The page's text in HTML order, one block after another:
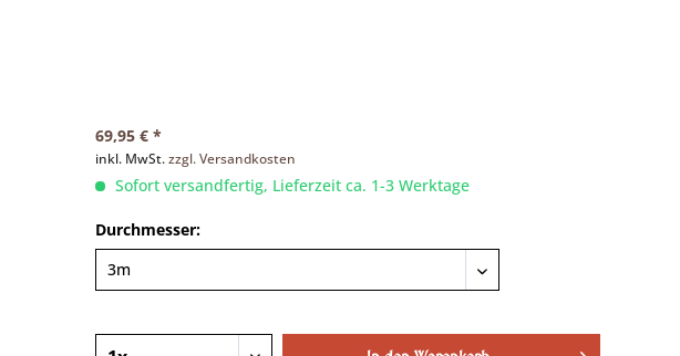
69,95 € *
inkl. MwSt.zzgl. Versandkosten
Sofort versandfertig, Lieferzeit ca. 1-3 Werktage
Durchmesser: